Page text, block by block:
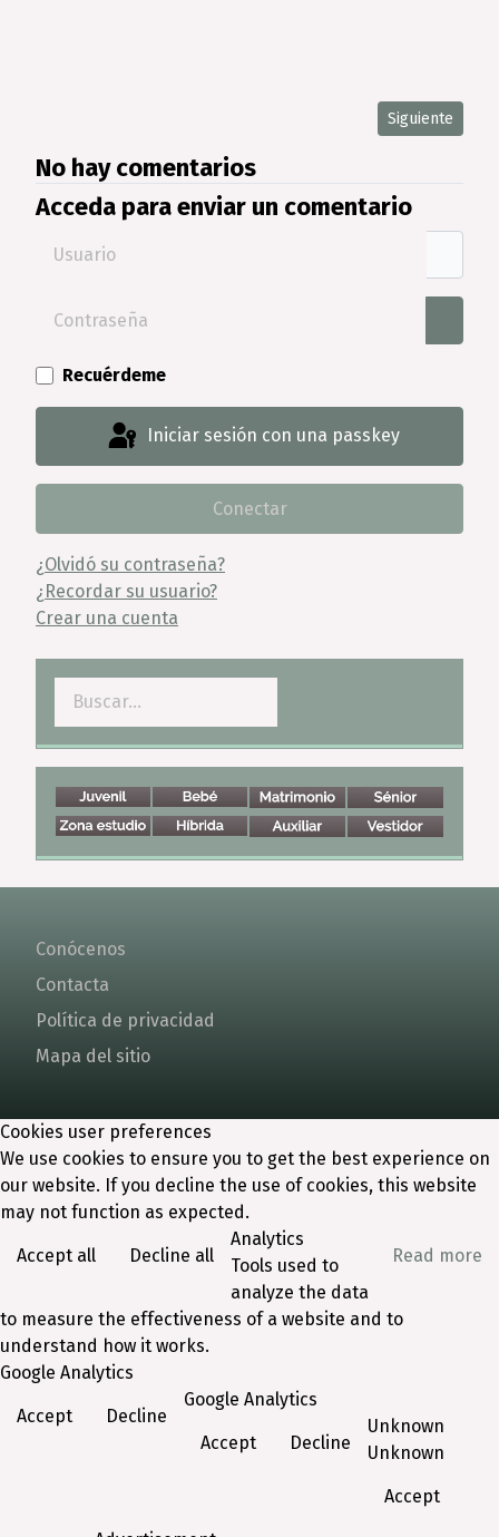
Artículo
Siguiente
No hay comentarios
Acceda para enviar un comentario
Usuario
Contraseña
Recuérdeme
Iniciar sesión con una passkey
Conectar
¿Olvidó su contraseña?
¿Recordar su usuario?
Crear una cuenta
Buscar
Conócenos
Contacta
Política de privacidad
Mapa del sitio
Cookies user preferences
We use cookies to ensure you to get the best experience on
our website. If you decline the use of cookies, this website
may not function as expected.
Accept all Decline all Read more
Analytics
Tools used to
analyze the data
to measure the effectiveness of a website and to
understand how it works.
Google Analytics
Accept Decline
Google Analytics
Accept Decline
Unknown
Unknown
Accept